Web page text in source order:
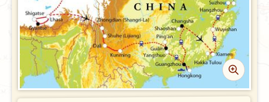
Vervoer
Bij de reis inbegrepen
Excursies
Reisdocumenten
REIS BOEKEN